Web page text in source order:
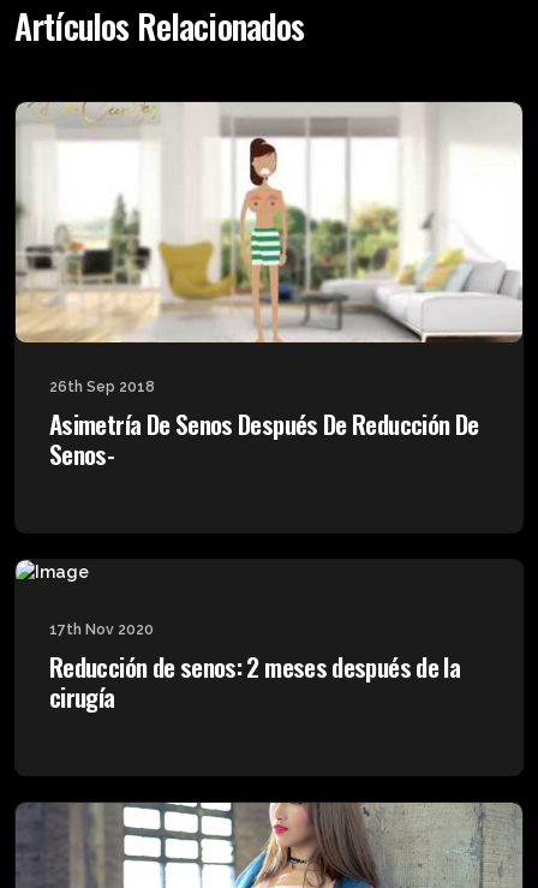
Artículos Relacionados
26th Sep 2018
Asimetría De Senos Después De Reducción De
Senos-
17th Nov 2020
Reducción de senos: 2 meses después de la
cirugía